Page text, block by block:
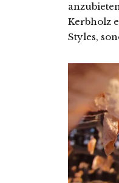
Kerbholz
Styles,